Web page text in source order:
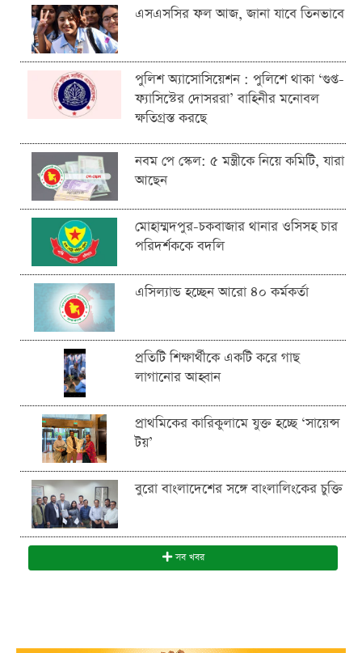
এসএসসির ফল আজ, জানা যাবে তিনভাবে
পুলিশ অ্যাসোসিয়েশন : পুলিশে থাকা ‘গুপ্ত-
ফ্যাসিস্টের দোসররা’ বাহিনীর মনোবল
ক্ষতিগ্রস্ত করছে
নবম পে স্কেল: ৫ মন্ত্রীকে নিয়ে কমিটি, যারা
আছেন
মোহাম্মদপুর-চকবাজার থানার ওসিসহ চার
পরিদর্শককে বদলি
এসিল্যান্ড হচ্ছেন আরো ৪০ কর্মকর্তা
প্রতিটি শিক্ষার্থীকে একটি করে গাছ
লাগানোর আহ্বান
প্রাথমিকের কারিকুলামে যুক্ত হচ্ছে ‘সায়েন্স
টয়’
বুরো বাংলাদেশের সঙ্গে বাংলালিংকের চুক্তি
সব খবর